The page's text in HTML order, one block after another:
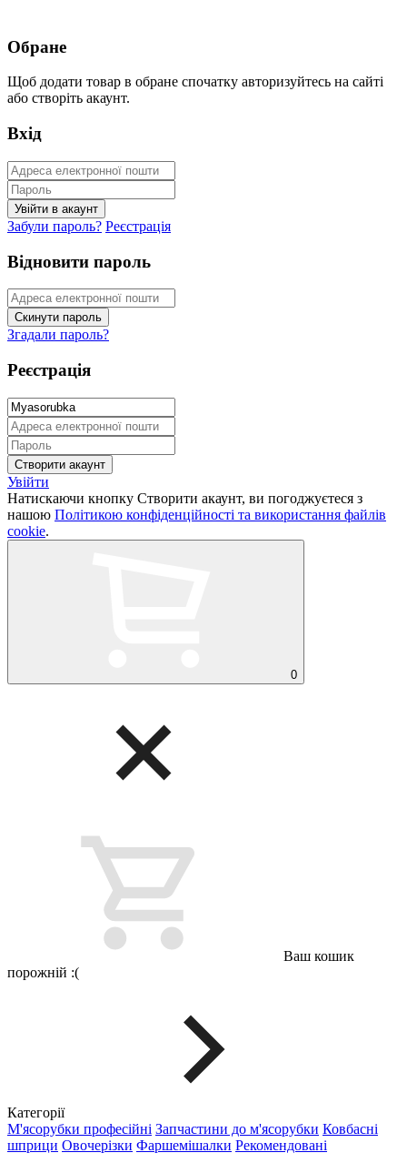
Обране
Щоб додати товар в обране спочатку авторизуйтесь на сайті
або створіть акаунт.
Вхід
Забули пароль? Реєстрація
Відновити пароль
Згадали пароль?
Реєстрація
Увійти
Натискаючи кнопку Створити акаунт, ви погоджуєтеся з
нашою Політикою конфіденційності та використання файлів
cookie.
0
Ваш кошик
порожній :(
Категорії
М'ясорубки професійні Запчастини до м'ясорубки Ковбасні
шприци Овочерізки Фаршемішалки Рекомендовані